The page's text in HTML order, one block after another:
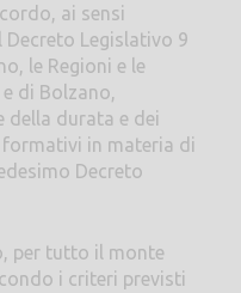
ai sensi
Legislativo 9
le Regioni e le
di Bolzano,
durata e dei
in materia di
Decreto
per tutto il monte
i criteri previsti